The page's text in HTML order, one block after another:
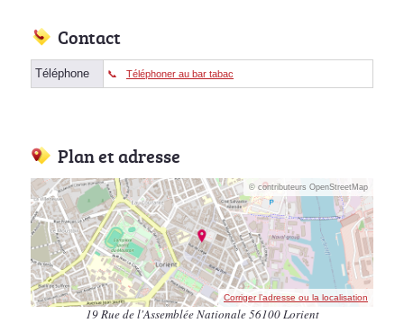
Contact
Téléphone Téléphoner au bar tabac
Plan et adresse
© contributeurs OpenStreetMap
Corriger l’adresse ou la localisation
19 Rue de l'Assemblée Nationale 56100 Lorient